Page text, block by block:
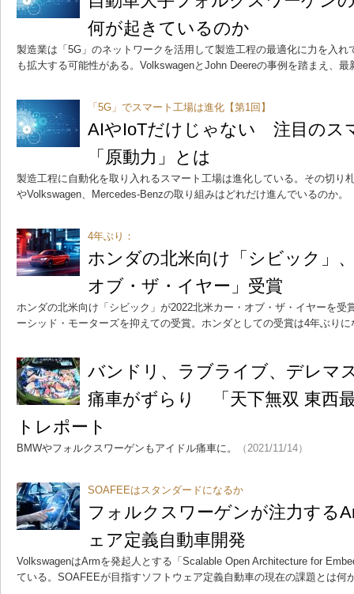
何が起きているのか
製造業は「5G」のネットワークを活用して製造工程の最適化に力を入
も拡大する可能性がある。VolkswagenとJohn Deereの事例を踏まえ、最
「5G」でスマート工場は進化【第1回】
AIやIoTだけじゃない 注目のス
「原動力」とは
製造工程に自動化を取り入れるスマート工場は進化している。その切り
やVolkswagen、Mercedes-Benzの取り組みはどれだけ進んでいるのか。
4年ぶり：
ホンダの北米向け「シビック」
オブ・ザ・イヤー」受賞
ホンダの北米向け「シビック」が2022北米カー・オブ・ザ・イヤーを受
ーシッド・モーターズを抑えての受賞。ホンダとしての受賞は4年ぶり
バンドリ、ラブライブ、デレマ
痛車がずらり 「天下無双 東西
トレポート
BMWやフォルクスワーゲンもアイドル痛車に。 （2021/11/14）
SOAFEEはスタンダードになるか
フォルクスワーゲンが注力する
ェア定義自動車開発
VolkswagenはArmを発起人とする「Scalable Open Architecture for
ている。SOAFEEが目指すソフトウェア定義自動車の現在の課題とは何